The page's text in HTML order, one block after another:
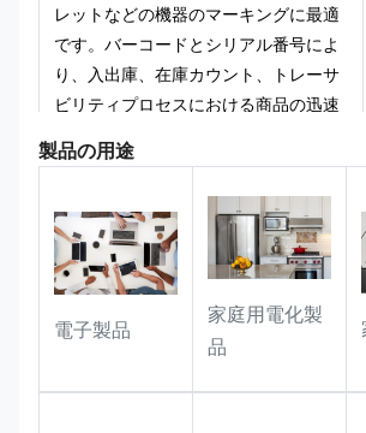
くなっています。同時
ム素材自体は優れた耐
り、油、化学物質、粉
境における一般的な汚
長期間鮮明で読みやす
ます。
レットなどの機器のマーキングに最適
です。バーコードとシリアル番号によ
り、入出庫、在庫カウント、トレーサ
ビリティプロセスにおける商品の迅速
公共資産管理:屋外施設、公用車、事務
機器、公共資産などのシーンに完璧に
適応し、識別情報を長期間安定して保
持し、資産の登録、在庫、トレーサビ
製品の用途
電子製品
家庭用電化製
品